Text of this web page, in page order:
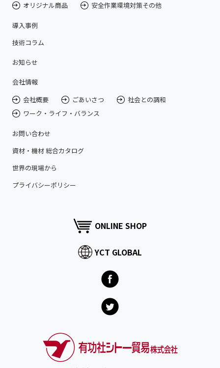
オリジナル商品
安全作業環境対策その他
導入事例
技術コラム
お知らせ
会社情報
会社概要
ごあいさつ
社会との調和
ワーク・ライフ・バランス
お問い合わせ
資材・機材 総合カタログ
世界の現場から
プライバシーポリシー
ONLINE SHOP
YCT GLOBAL